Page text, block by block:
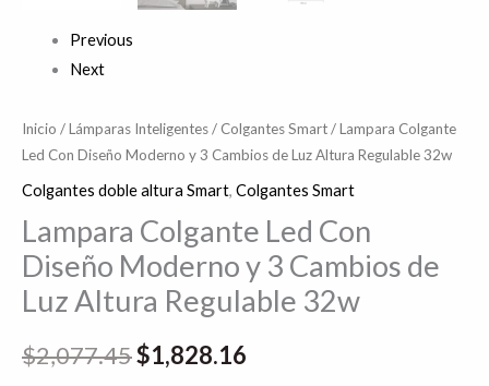
Previous
Next
Inicio /Lámparas Inteligentes/ Colgantes Smart/ Lampara Colgante
Led Con Diseño Moderno y 3 Cambios de Luz Altura Regulable 32w
Colgantes doble altura Smart, Colgantes Smart
Lampara Colgante Led Con
Diseño Moderno y 3 Cambios de
Luz Altura Regulable 32w
$2,077.45
era:
$1,828.16